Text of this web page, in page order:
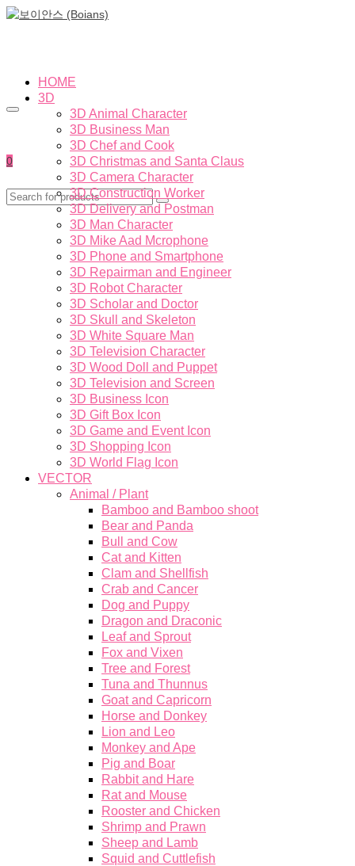
0
HOME
3D
3D Animal Character
3D Business Man
3D Chef and Cook
3D Christmas and Santa Claus
3D Camera Character
3D Construction Worker
3D Delivery and Postman
3D Man Character
3D Mike Aad Mcrophone
3D Phone and Smartphone
3D Repairman and Engineer
3D Robot Character
3D Scholar and Doctor
3D Skull and Skeleton
3D White Square Man
3D Television Character
3D Wood Doll and Puppet
3D Television and Screen
3D Business Icon
3D Gift Box Icon
3D Game and Event Icon
3D Shopping Icon
3D World Flag Icon
VECTOR
Animal / Plant
Bamboo and Bamboo shoot
Bear and Panda
Bull and Cow
Cat and Kitten
Clam and Shellfish
Crab and Cancer
Dog and Puppy
Dragon and Draconic
Leaf and Sprout
Fox and Vixen
Tree and Forest
Tuna and Thunnus
Goat and Capricorn
Horse and Donkey
Lion and Leo
Monkey and Ape
Pig and Boar
Rabbit and Hare
Rat and Mouse
Rooster and Chicken
Shrimp and Prawn
Sheep and Lamb
Squid and Cuttlefish